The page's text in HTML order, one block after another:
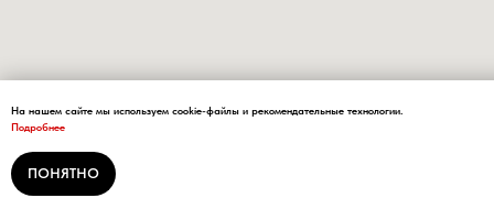
На нашем сайте мы используем cookie-файлы и рекомендательные технологии.
Подробнее
ПОНЯТНО